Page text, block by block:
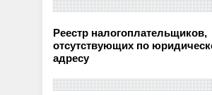
Реестр налогоплательщиков,
отсутствующих по
адресу